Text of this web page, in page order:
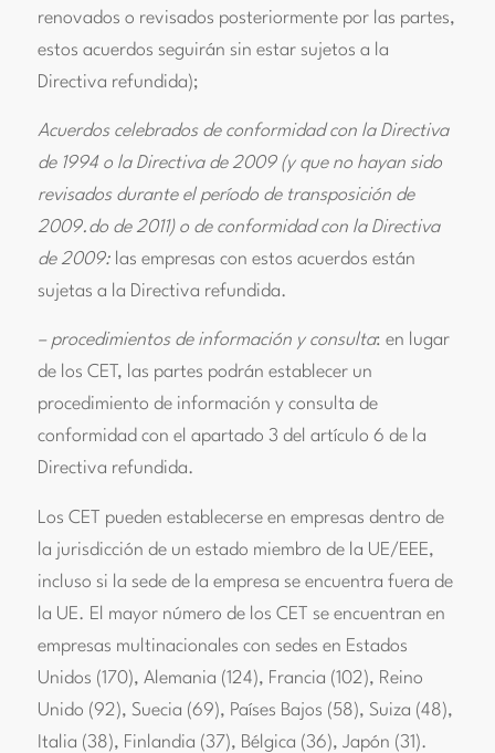
renovados o revisados posteriormente por las partes,
estos acuerdos seguirán sin estar sujetos a la
Directiva refundida);
Acuerdos celebrados de conformidad con la Directiva
de 1994 o la Directiva de 2009 (y que no hayan sido
revisados durante el período de transposición de
2009.do de 2011) o de conformidad con la Directiva
de 2009: las empresas con estos acuerdos están
sujetas a la Directiva refundida.
– procedimientos de información y consulta: en lugar
de los CET, las partes podrán establecer un
procedimiento de información y consulta de
conformidad con el apartado 3 del artículo 6 de la
Directiva refundida.
Los CET pueden establecerse en empresas dentro de
la jurisdicción de un estado miembro de la UE/EEE,
incluso si la sede de la empresa se encuentra fuera de
la UE. El mayor número de los CET se encuentran en
empresas multinacionales con sedes en Estados
Unidos (170), Alemania (124), Francia (102), Reino
Unido (92), Suecia (69), Países Bajos (58), Suiza (48),
Italia (38), Finlandia (37), Bélgica (36), Japón (31).